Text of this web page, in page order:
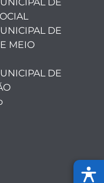
DE
MEIO
DE